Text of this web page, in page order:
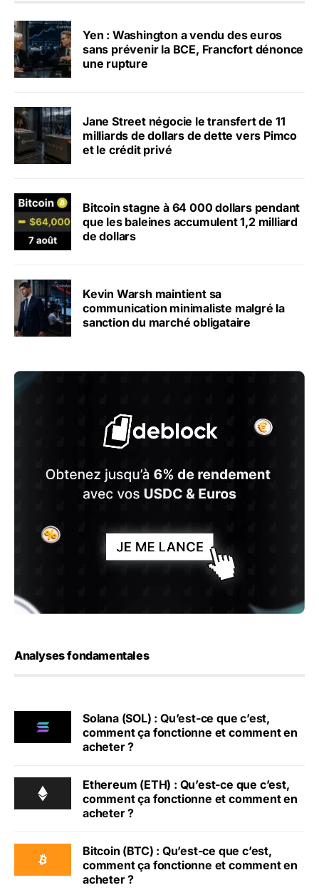
Yen : Washington a vendu des euros
sans prévenir la BCE, Francfort dénonce
une rupture
Jane Street négocie le transfert de 11
milliards de dollars de dette vers Pimco
et le crédit privé
Bitcoin stagne à 64 000 dollars pendant
que les baleines accumulent 1,2 milliard
de dollars
Kevin Warsh maintient sa
communication minimaliste malgré la
sanction du marché obligataire
Analyses fondamentales
Solana (SOL) : Qu’est-ce que c’est,
comment ça fonctionne et comment en
acheter ?
Ethereum (ETH) : Qu’est-ce que c’est,
comment ça fonctionne et comment en
acheter ?
Bitcoin (BTC) : Qu’est-ce que c’est,
comment ça fonctionne et comment en
acheter ?